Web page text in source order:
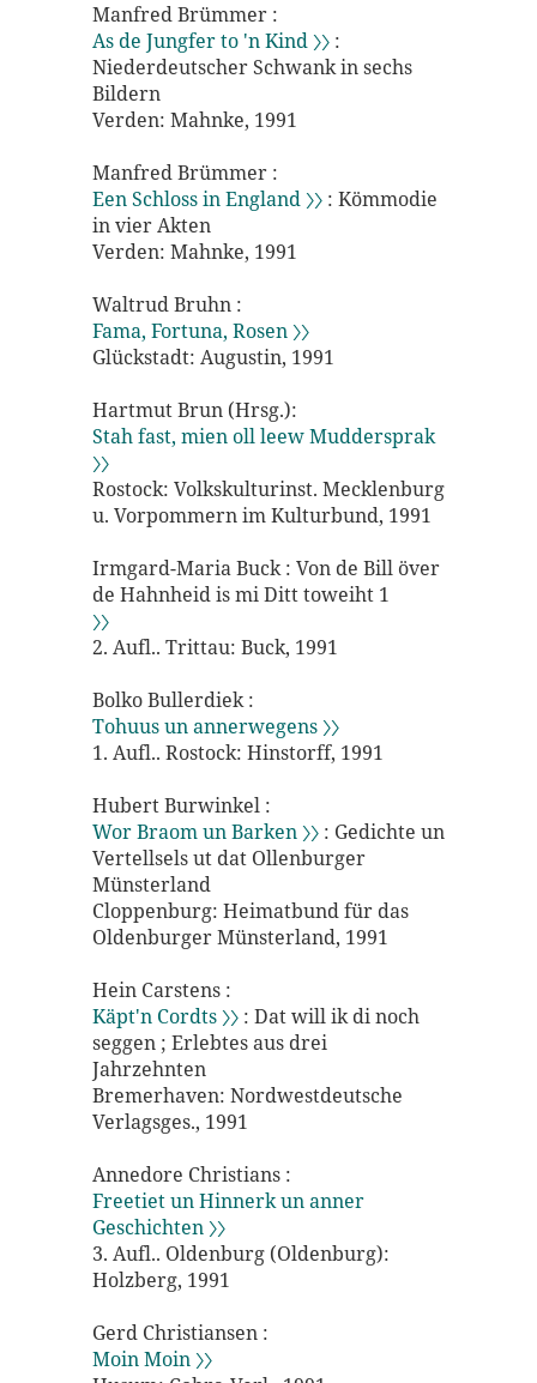
Manfred Brümmer :
As de Jungfer to 'n Kind 〉〉 :
Niederdeutscher Schwank in sechs
Bildern
Verden: Mahnke, 1991
Manfred Brümmer :
Een Schloss in England 〉〉 : Kömmodie
in vier Akten
Verden: Mahnke, 1991
Waltrud Bruhn :
Fama, Fortuna, Rosen 〉〉
Glückstadt: Augustin, 1991
Hartmut Brun (Hrsg.):
Stah fast, mien oll leew Muddersprak
〉〉
Rostock: Volkskulturinst. Mecklenburg
u. Vorpommern im Kulturbund, 1991
Irmgard-Maria Buck : Von de Bill över
de Hahnheid is mi Ditt toweiht 1
〉〉
2. Aufl.. Trittau: Buck, 1991
Bolko Bullerdiek :
Tohuus un annerwegens 〉〉
1. Aufl.. Rostock: Hinstorff, 1991
Hubert Burwinkel :
Wor Braom un Barken 〉〉 : Gedichte un
Vertellsels ut dat Ollenburger
Münsterland
Cloppenburg: Heimatbund für das
Oldenburger Münsterland, 1991
Hein Carstens :
Käpt'n Cordts 〉〉 : Dat will ik di noch
seggen ; Erlebtes aus drei
Jahrzehnten
Bremerhaven: Nordwestdeutsche
Verlagsges., 1991
Annedore Christians :
Freetiet un Hinnerk un anner
Geschichten 〉〉
3. Aufl.. Oldenburg (Oldenburg):
Holzberg, 1991
Gerd Christiansen :
Moin Moin 〉〉